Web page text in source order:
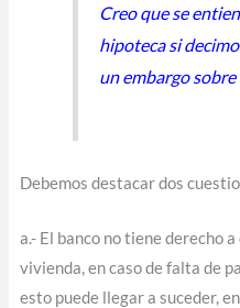
Creo que se
hipoteca si
un embargo sobre
Debemos destacar dos
a.- El banco no tiene derecho
vivienda, en caso de falta de
esto puede llegar a suceder,